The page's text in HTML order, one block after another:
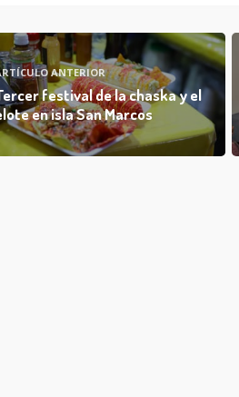
ANTERIOR
festival de la chaska y el
en isla San Marcos